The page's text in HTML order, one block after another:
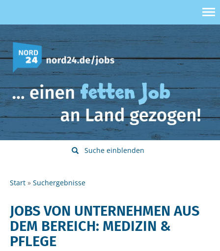
Suche einblenden
Start Suchergebnisse
JOBS VON UNTERNEHMEN AUS
DEM BEREICH: MEDIZIN &
PFLEGE